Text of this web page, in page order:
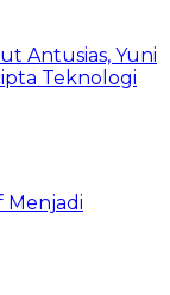
Antusias, Yuni
Teknologi
Menjadi